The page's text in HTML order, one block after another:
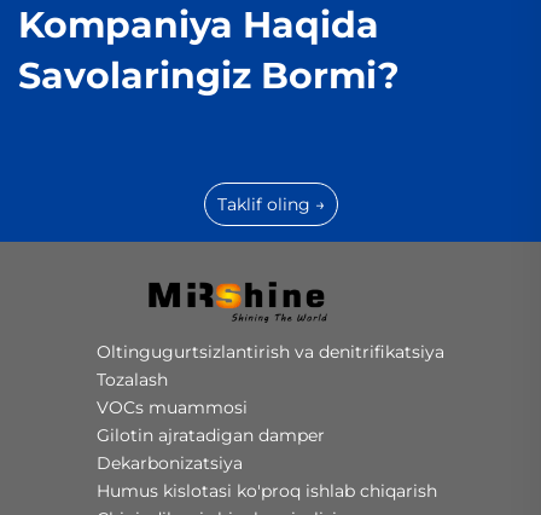
Kompaniya Haqida
Savolaringiz Bormi?
Taklif oling →
Oltingugurtsizlantirish va denitrifikatsiya
Tozalash
VOCs muammosi
Gilotin ajratadigan damper
Dekarbonizatsiya
Humus kislotasi ko'proq ishlab chiqarish